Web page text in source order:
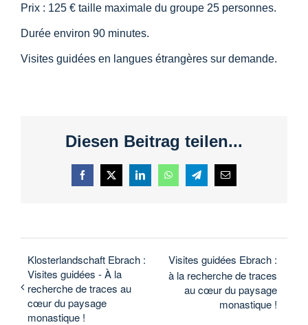
Prix : 125 € taille maximale du groupe 25 personnes.
Durée environ 90 minutes.
Visites guidées en langues étrangères sur demande.
Diesen Beitrag teilen...
Facebook
X LinkedInWhatsAppTelegramCourriel
Klosterlandschaft Ebrach :
Visites guidées - À la
recherche de traces au
cœur du paysage
monastique !
Visites guidées Ebrach :
à la recherche de traces
au cœur du paysage
monastique !